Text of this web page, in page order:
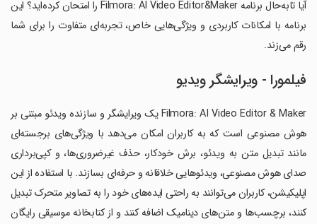
آیا تابه‌حال برنامه Filmora: AI Video Editor&Maker را امتحان کرده‌اید؟ این
برنامه با امکانات کاربردی و ویژگی‌هایی خاص، تجربه‌ای متفاوت را برای شما
رقم می‌زند.
فیلمورا - ویرایشگر ویدیو
Filmora: AI Video Editor & Maker یک ویرایشگر و سازنده ویدئو مبتنی بر
هوش مصنوعی است که به کاربران امکان می‌دهد با ویژگی‌های برجسته‌ای
مانند تبدیل متن به ویدئو، برش خودکار، حذف غیرضروری‌ها، و کپی‌برداری
صدای هوش مصنوعی، ویدئوهایی خلاقانه و حرفه‌ای بسازند. با استفاده از این
اپلیکیشن، کاربران می‌توانند به راحتی ایده‌های خود را به تصاویر متحرک تبدیل
کنند، برچسب‌ها و متن‌های دینامیک اضافه کنند و از کتابخانه موسیقی رایگان